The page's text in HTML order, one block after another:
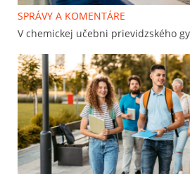
SPRÁVY A KOMENTÁRE
V chemickej učebni prievidzského